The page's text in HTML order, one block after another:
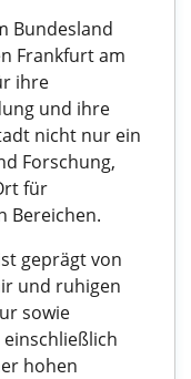
Bundesland
Frankfurt am
ihre
und ihre
nicht nur ein
Forschung,
für
Bereichen.
geprägt von
und ruhigen
sowie
hohen